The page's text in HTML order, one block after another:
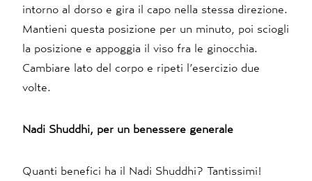
intorno al dorso e gira il capo nella stessa direzione.
Mantieni questa posizione per un minuto, poi sciogli
la posizione e appoggia il viso fra le ginocchia.
Cambiare lato del corpo e ripeti l’esercizio due
volte.
Nadi Shuddhi, per un benessere generale
Quanti benefici ha il Nadi Shuddhi? Tantissimi!